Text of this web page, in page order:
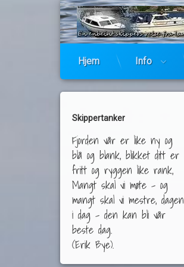
Hjem Info
Skippertanker
Fjorden vår er like ny og
blå og blank, blikket ditt er
fritt og ryggen like rank,
Mangt skal vi møte – og
mangt skal vi mestre, dagen
i dag – den kan bli vår
beste dag.
(Erik Bye).